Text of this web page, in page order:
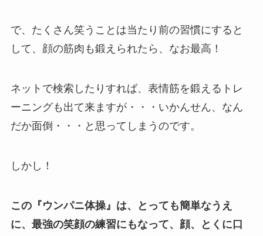
で、たくさん笑うことは当たり前の習慣にすると
して、顔の筋肉も鍛えられたら、なお最高！
ネットで検索したりすれば、表情筋を鍛えるトレ
ーニングも出て来ますが・・・いかんせん、なん
だか面倒・・・と思ってしまうのです。
しかし！
この『ウンパニ体操』は、とっても簡単なうえ
に、最強の笑顔の練習にもなって、顔、とくに口